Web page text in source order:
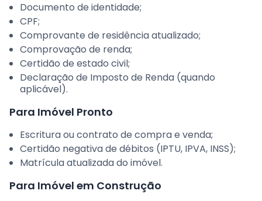
Documento de identidade;
CPF;
Comprovante de residência atualizado;
Comprovação de renda;
Certidão de estado civil;
Declaração de Imposto de Renda (quando
aplicável).
Para Imóvel Pronto
Escritura ou contrato de compra e venda;
Certidão negativa de débitos (IPTU, IPVA, INSS);
Matrícula atualizada do imóvel.
Para Imóvel em Construção